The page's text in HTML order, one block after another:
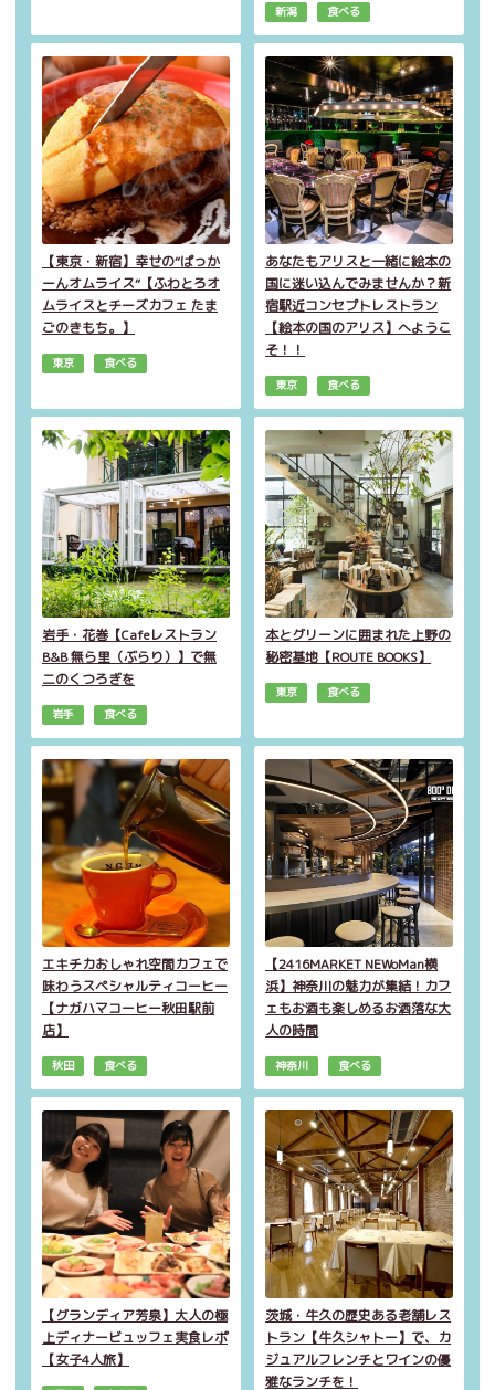
新潟 食べる
【東京・新宿】幸せの“ぱっか
ーんオムライス“【ふわとろオ
ムライスとチーズカフェ たま
ごのきもち。】
東京 食べる
あなたもアリスと一緒に絵本の
国に迷い込んでみませんか？新
宿駅近コンセプトレストラン
【絵本の国のアリス】へようこ
そ！！
東京 食べる
岩手・花巻【Cafeレストラン
B&B 無ら里（ぶらり）】で無
二のくつろぎを
岩手 食べる
本とグリーンに囲まれた上野の
秘密基地【ROUTE BOOKS】
東京 食べる
エキチカおしゃれ空間カフェで
味わうスペシャルティコーヒー
【ナガハマコーヒー秋田駅前
店】
秋田 食べる
【2416MARKET NEWoMan横
浜】神奈川の魅力が集結！カフ
ェもお酒も楽しめるお洒落な大
人の時間
神奈川 食べる
【グランディア芳泉】大人の極
上ディナービュッフェ実食レポ
【女子4人旅】
茨城・牛久の歴史ある老舗レス
トラン【牛久シャトー】で、カ
ジュアルフレンチとワインの優
雅なランチを！